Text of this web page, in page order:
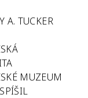
A. TUCKER
MUZEUM